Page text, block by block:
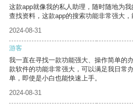
这款app就像我的私人助理，随时随地为
查找资料，这款app的搜索功能非常强大，
2024-08-31
游客
我一直在寻找一款功能强大、操作简单的
款软件的功能非常强大，可以满足我日常
单，即使是小白也能快速上手。
2024-08-31